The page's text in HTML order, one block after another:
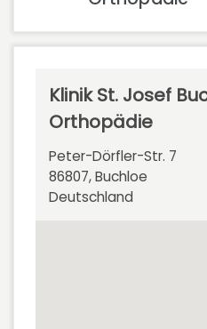
Klinik St. Josef
Orthopädie
Peter-Dörfler-Str. 7
86807, Buchloe
Deutschland